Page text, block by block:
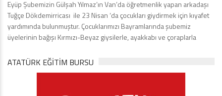
Eyüp Şubemizin Gülşah Yılmaz’ın Van’da öğretmenlik yapan arkadaşı
Tuğçe Dökdemirricası ile 23 Nisan ‘da çocukları giydirmek için kıyafet
yardımında bulunmuştur. Çocuklarımızı Bayramlarında şubemiz
üyelerinin bağışı Kırmızı-Beyaz giysilerle, ayakkabı ve çoraplarla
ATATÜRK EĞITIM BURSU